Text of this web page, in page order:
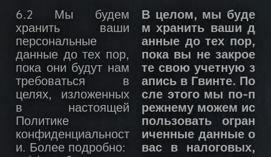
6.2 Мы будем
хранить ваши
персональные
данные до тех пор,
пока они будут нам
требоваться в
целях, изложенных
в настоящей
Политике
конфиденциальност
и. Более подробно:
В целом, мы буде
м хранить ваши д
анные до тех пор,
пока вы не закрое
те свою учетную з
апись в Гвинте. По
сле этого мы по-п
режнему можем ис
пользовать огран
иченные данные о
вас в налоговых,